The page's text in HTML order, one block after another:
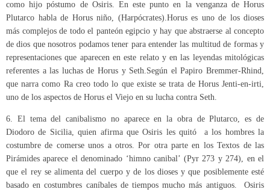
como hijo póstumo de Osiris. En este punto en la venganza de Horus
Plutarco habla de Horus niño, (Harpócrates).Horus es uno de los dioses
más complejos de todo el panteón egipcio y hay que abstraerse al concepto
de dios que nosotros podamos tener para entender las multitud de formas y
representaciones que aparecen en este relato y en las leyendas mitológicas
referentes a las luchas de Horus y Seth.Según el Papiro Bremmer-Rhind,
que narra como Ra creo todo lo que existe se trata de Horus Jenti-en-irti,
uno de los aspectos de Horus el Viejo en su lucha contra Seth.
6. El tema del canibalismo no aparece en la obra de Plutarco, es de
Diodoro de Sicilia, quien afirma que Osiris les quitó a los hombres la
costumbre de comerse unos a otros. Por otra parte en los Textos de las
Pirámides aparece el denominado ‘himno canibal’ (Pyr 273 y 274), en el
que el rey se alimenta del cuerpo y de los dioses y que posiblemente esté
basado en costumbres caníbales de tiempos mucho más antiguos. Osiris